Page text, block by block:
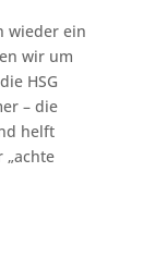
wieder ein
wir um
HSG
– die
helft
„achte